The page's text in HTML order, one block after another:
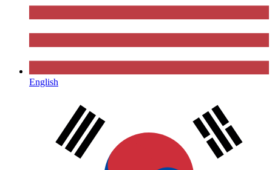
English